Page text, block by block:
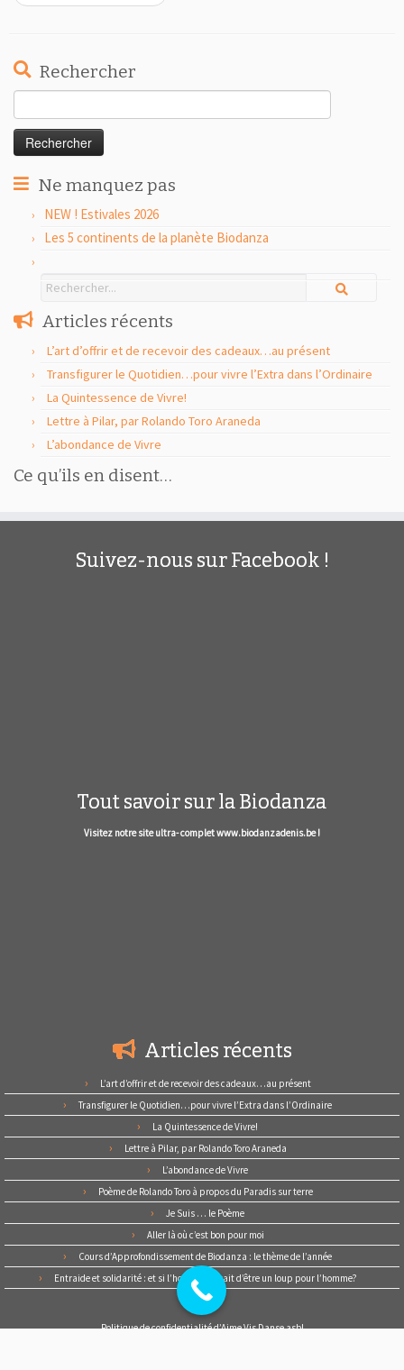
Rechercher
Ne manquez pas
NEW ! Estivales 2026
Les 5 continents de la planète Biodanza
Articles récents
L’art d’offrir et de recevoir des cadeaux…au présent
Transfigurer le Quotidien…pour vivre l’Extra dans l’Ordinaire
La Quintessence de Vivre!
Lettre à Pilar, par Rolando Toro Araneda
L’abondance de Vivre
Ce qu’ils en disent…
Suivez-nous sur Facebook !
Tout savoir sur la Biodanza
Visitez notre site ultra- complet www.biodanzadenis.be !
Articles récents
L’art d’offrir et de recevoir des cadeaux…au présent
Transfigurer le Quotidien…pour vivre l’Extra dans l’Ordinaire
La Quintessence de Vivre!
Lettre à Pilar, par Rolando Toro Araneda
L’abondance de Vivre
Poème de Rolando Toro à propos du Paradis sur terre
Je Suis … le Poème
Aller là où c’est bon pour moi
Cours d’Approfondissement de Biodanza : le thème de l’année
Entraide et solidarité : et si l’homme cessait d’être un loup pour l’homme?
Politique de confidentialité d’Aime Vis Danse asbl